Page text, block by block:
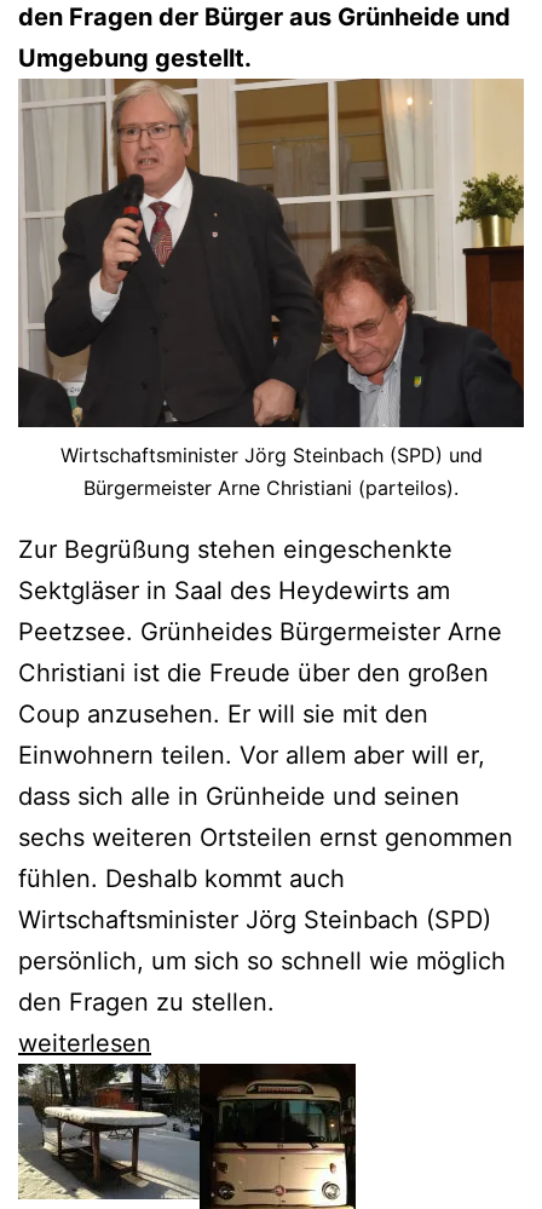
den Fragen der Bürger aus Grünheide und
Umgebung gestellt.
Wirtschaftsminister Jörg Steinbach (SPD) und
Bürgermeister Arne Christiani (parteilos).
Zur Begrüßung stehen eingeschenkte
Sektgläser in Saal des Heydewirts am
Peetzsee. Grünheides Bürgermeister Arne
Christiani ist die Freude über den großen
Coup anzusehen. Er will sie mit den
Einwohnern teilen. Vor allem aber will er,
dass sich alle in Grünheide und seinen
sechs weiteren Ortsteilen ernst genommen
fühlen. Deshalb kommt auch
Wirtschaftsminister Jörg Steinbach (SPD)
persönlich, um sich so schnell wie möglich
den Fragen zu stellen.
Mit
der
Task
Force
weiterlesen